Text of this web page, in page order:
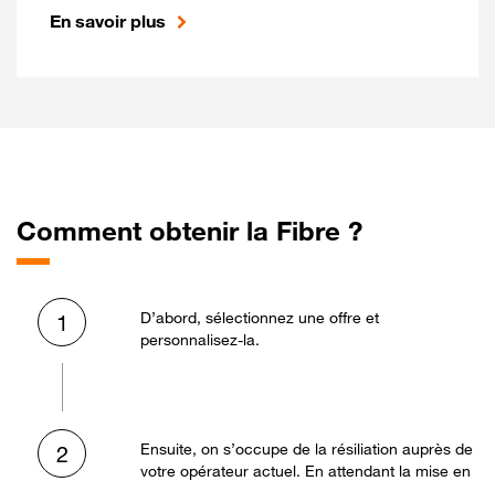
En savoir plus
Comment obtenir la Fibre ?
1
D’abord, sélectionnez une offre et
personnalisez-la.
2
Ensuite, on s’occupe de la résiliation auprès de
votre opérateur actuel. En attendant la mise en